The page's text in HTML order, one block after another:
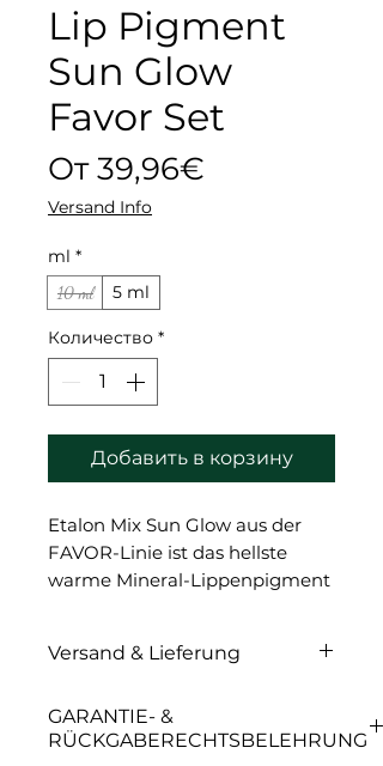
Lip Pigment
Sun Glow
Favor Set
От39,96€
Versand Info
ml *
10 ml 5 ml
Количество *
Добавить в корзину
Etalon Mix Sun Glow aus der
FAVOR-Linie ist das hellste
warme Mineral-Lippenpigment
Es hilft, kalte Farben
Wärme zu verleihen und den
resultierenden Farbton weicher
Versand & Lieferung
GARANTIE- &
RÜCKGABERECHTSBELEHRUNG